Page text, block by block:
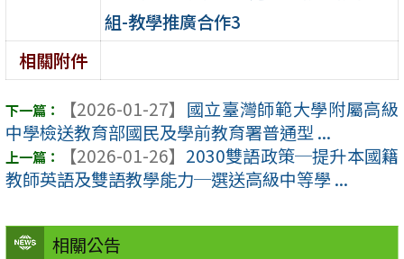
相關公告
組-教學推廣合作3
相關附件
【2026-01-27】 國立臺灣師範大學附屬高級
中學檢送教育部國民及學前教育署普通型 ...
【2026-01-26】 2030雙語政策─提升本國籍
教師英語及雙語教學能力─選送高級中等學 ...